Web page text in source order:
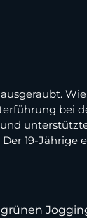
bei
19-
grünen